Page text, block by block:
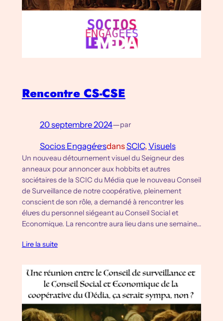
Rencontre CS-CSE
20 septembre 2024—par
Socios Engagé·e·sdansSCIC, Visuels
Un nouveau détournement visuel du Seigneur des
anneaux pour annoncer aux hobbits et autres
sociétaires de la SCIC du Média que le nouveau Conseil
de Surveillance de notre coopérative, pleinement
conscient de son rôle, a demandé à rencontrer les
élu·e·s du personnel siégeant au Conseil Social et
Economique. La rencontre aura lieu dans une semaine…
Lire la suite